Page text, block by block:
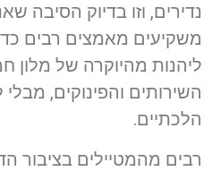
נדירים, וזו בדיוק הסיבה
משקיעים מאמצים רבים
ליהנות מהיוקרה של מלון
השירותים והפינוקים,
הלכתיים.
רבים מהמטיילים בציבור